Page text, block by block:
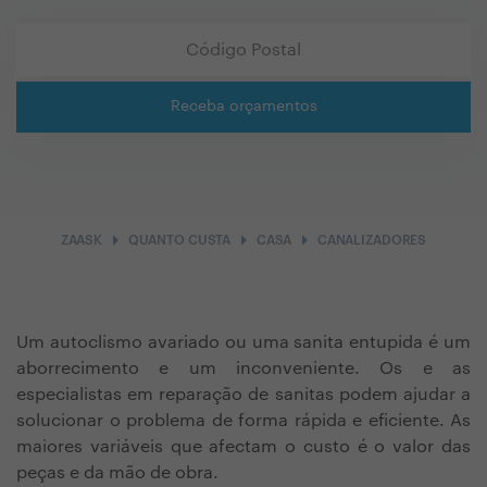
Receba orçamentos
ZAASK arrow_right QUANTO CUSTA arrow_right CASA arrow_right CANALIZADORES
Um autoclismo avariado ou uma sanita entupida é um
aborrecimento e um inconveniente. Os e as
especialistas em reparação de sanitas podem ajudar a
solucionar o problema de forma rápida e eficiente. As
maiores variáveis que afectam o custo é o valor das
peças e da mão de obra.